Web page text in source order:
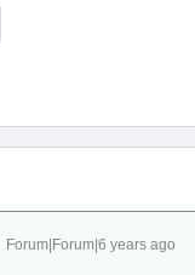
Forum|Forum|6 years ago